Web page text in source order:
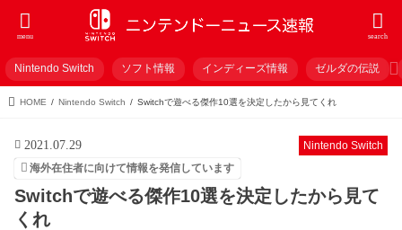
search
menu
Nintendo Switch ソフト情報 インディーズ情報 ゼルダの伝説
HOME Nintendo Switch Switchで遊べる傑作10選を決定したから見てくれ
Nintendo Switch
2021.07.29
海外在住者に向けて情報を発信しています
Switchで遊べる傑作10選を決定したから見て
くれ